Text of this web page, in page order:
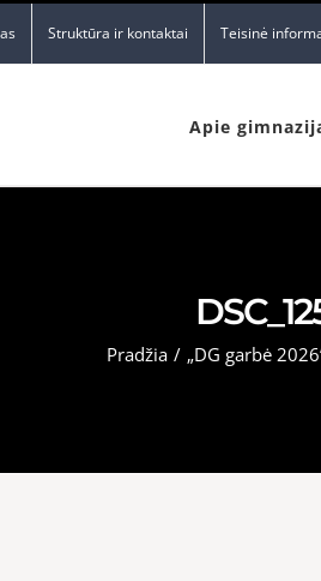
Struktūra ir kontaktai Teisinė
Apie
Pradžia / „DG garbė